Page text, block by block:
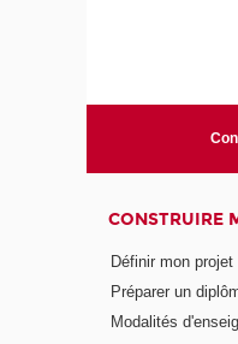
CONSTRUIRE
Définir mon projet
Préparer un
Modalités